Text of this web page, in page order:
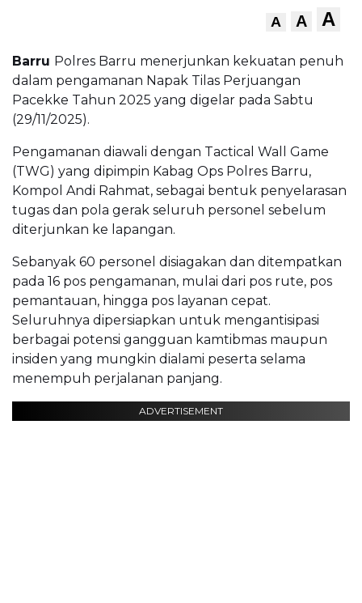
A A A
Barru Polres Barru menerjunkan kekuatan penuh
dalam pengamanan Napak Tilas Perjuangan
Pacekke Tahun 2025 yang digelar pada Sabtu
(29/11/2025).
Pengamanan diawali dengan Tactical Wall Game
(TWG) yang dipimpin Kabag Ops Polres Barru,
Kompol Andi Rahmat, sebagai bentuk penyelarasan
tugas dan pola gerak seluruh personel sebelum
diterjunkan ke lapangan.
Sebanyak 60 personel disiagakan dan ditempatkan
pada 16 pos pengamanan, mulai dari pos rute, pos
pemantauan, hingga pos layanan cepat.
Seluruhnya dipersiapkan untuk mengantisipasi
berbagai potensi gangguan kamtibmas maupun
insiden yang mungkin dialami peserta selama
menempuh perjalanan panjang.
ADVERTISEMENT